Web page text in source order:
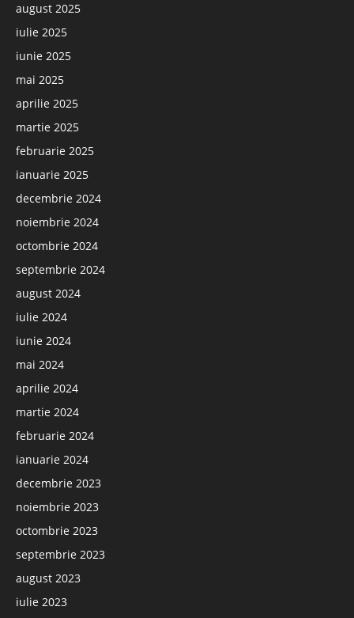
august 2025
iulie 2025
iunie 2025
mai 2025
aprilie 2025
martie 2025
februarie 2025
ianuarie 2025
decembrie 2024
noiembrie 2024
octombrie 2024
septembrie 2024
august 2024
iulie 2024
iunie 2024
mai 2024
aprilie 2024
martie 2024
februarie 2024
ianuarie 2024
decembrie 2023
noiembrie 2023
octombrie 2023
septembrie 2023
august 2023
iulie 2023